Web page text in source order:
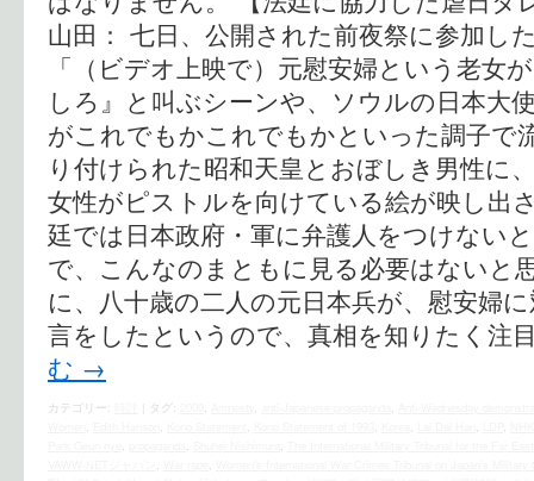
山田： 七日、公開された前夜祭に参加し
「（ビデオ上映で）元慰安婦という老女
しろ』と叫ぶシーンや、ソウルの日本大
がこれでもかこれでもかといった調子で
り付けられた昭和天皇とおぼしき男性に
女性がピストルを向けている絵が映し出
廷では日本政府・軍に弁護人をつけない
で、こんなのまともに見る必要はないと
に、八十歳の二人の元日本兵が、慰安婦
言をしたというので、真相を知りたく
む →
カテゴリー: タグ: , , ,
, , , , , , ,
, , ,
, ,